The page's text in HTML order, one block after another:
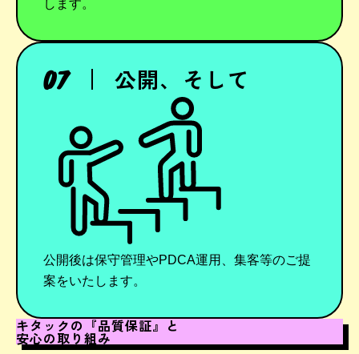
します。
公開、そして
公開後は保守管理やPDCA運用、集客等のご提
案をいたします。
キタックの『品質保証』と
安心の取り組み